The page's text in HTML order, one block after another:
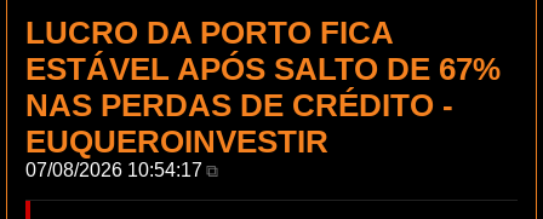
LUCRO DA PORTO FICA
ESTÁVEL APÓS SALTO DE 67%
NAS PERDAS DE CRÉDITO -
EUQUEROINVESTIR
07/08/2026 10:54:17⧉